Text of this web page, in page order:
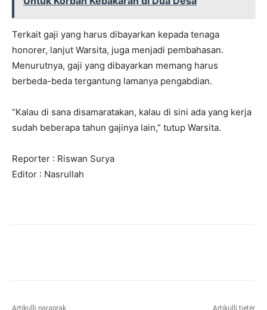
Terkait gaji yang harus dibayarkan kepada tenaga
honorer, lanjut Warsita, juga menjadi pembahasan.
Menurutnya, gaji yang dibayarkan memang harus
berbeda-beda tergantung lamanya pengabdian.
“Kalau di sana disamaratakan, kalau di sini ada yang kerja
sudah beberapa tahun gajinya lain,” tutup Warsita.
Reporter : Riswan Surya
Editor : Nasrullah
Artikulli paraprak Artikulli tjetër